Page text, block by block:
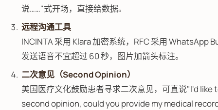
说……"式开场，直接给数据。
远程沟通工具
INCINTA 采用 Klara 加密系统，RFC 采用 WhatsApp
发送语音不宜超过 60 秒，图片加箭头标注。
二次意见（Second Opinion）
美国医疗文化鼓励患者寻求二次意见，可直说"I'd like
second opinion, could you provide my medical